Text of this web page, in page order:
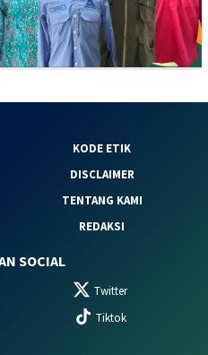
KODE ETIK
DISCLAIMER
TENTANG KAMI
REDAKSI
SOCIAL
Twitter
Tiktok